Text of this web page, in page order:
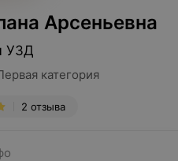
Арсеньевна
УЗД
категория
2 отзыва